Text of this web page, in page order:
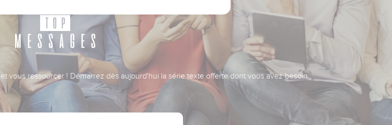
vous ressourcer ! Démarrez dès aujourd'hui la série texte offerte dont vous avez besoin.